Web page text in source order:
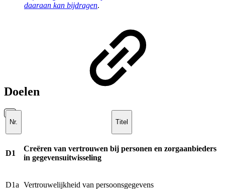
daaraan kan bijdragen.
Doelen
Nr. Titel
D1
Creëren van vertrouwen bij personen en zorgaanbieders
in gegevensuitwisseling
D1a Vertrouwelijkheid van persoonsgegevens